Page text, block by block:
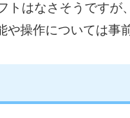
トはなさそうです
操作については事